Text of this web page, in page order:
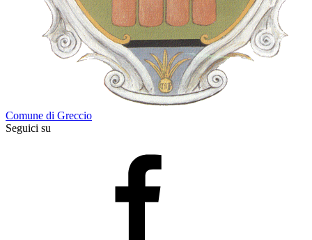
Comune di Greccio
Seguici su